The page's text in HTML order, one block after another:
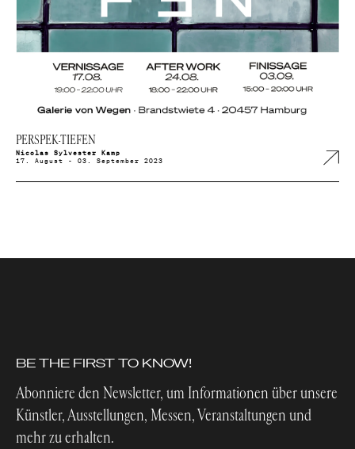
PERSPEK-TIEFEN
Nicolas Sylvester Kamp
17. August - 03. September 2023
BE THE FIRST TO KNOW!
Abonniere den Newsletter, um Informationen über unsere
Künstler, Ausstellungen, Messen, Veranstaltungen und
mehr zu erhalten.